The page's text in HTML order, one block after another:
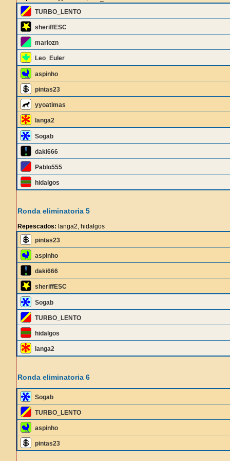
TURBO_LENTO
sheriffESC
mariozn
Leo_Euler
aspinho
pintas23
yyoatimas
langa2
Sogab
daki666
Pablo555
hidalgos
Ronda eliminatoria 5
Repescados: langa2, hidalgos
pintas23
aspinho
daki666
sheriffESC
Sogab
TURBO_LENTO
hidalgos
langa2
Ronda eliminatoria 6
Sogab
TURBO_LENTO
aspinho
pintas23